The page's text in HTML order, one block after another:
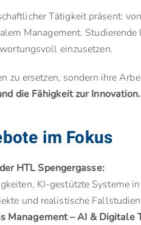
Tätigkeit präsent:
Management. Studierende
einzusetzen.
zu ersetzen, sondern ihre
die Fähigkeit zur Innovation.
im Fokus
HTL Spengergasse:
KI-gestützte Systeme
und realistische
Management – AI & Digitale